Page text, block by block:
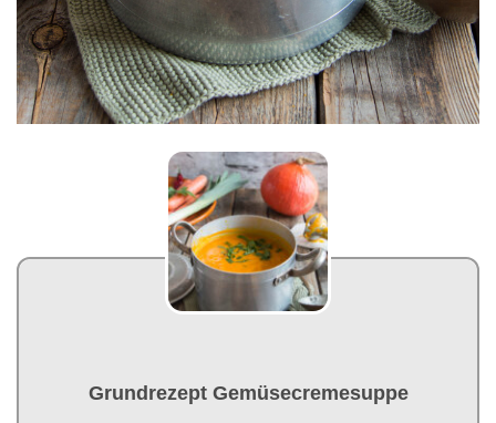
Grundrezept Gemüsecremesuppe